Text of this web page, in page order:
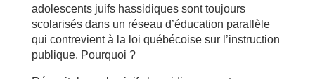
adolescents juifs hassidiques sont toujours
scolarisés dans un réseau d’éducation parallèle
qui contrevient à la loi québécoise sur l’instruction
publique. Pourquoi ?